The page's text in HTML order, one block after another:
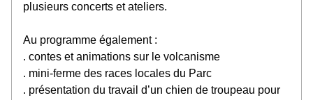
plusieurs concerts et ateliers.
Au programme également :
. contes et animations sur le volcanisme
. mini-ferme des races locales du Parc
. présentation du travail d’un chien de troupeau pour